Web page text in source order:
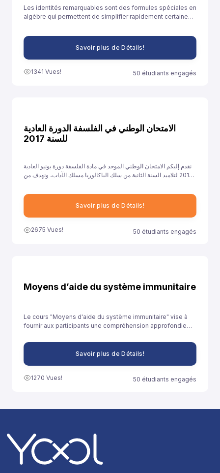
Les identités remarquables sont des formules spéciales en
algèbre qui permettent de simplifier rapidement certaines
des expressions ou résoudre des équations plus
facilement.
Savoir plus de Détails!
1341 Vues! 50 étudiants engagés
الامتحان الوطني في الفلسفة الدورة العادية
للسنة 2017
نقدم إليكم الامتحان الوطني الموحد في مادة الفلسفة دورة يونيو العادية
2017 لتلاميذ السنة الثانية من سلك الباكالوريا مسلك الآداب، ونهدف من
على الاستعداد الجيد لخوض غمار الامتحانات الوطنية الموحدة.
Savoir plus de Détails!
2675 Vues! 50 étudiants engagés
Moyens d’aide du système immunitaire
Le cours "Moyens d'aide du système immunitaire" vise à
fournir aux participants une compréhension approfondie
pour renforcer le système immunitaire et promouvoir la
Savoir plus de Détails!
1270 Vues! 50 étudiants engagés